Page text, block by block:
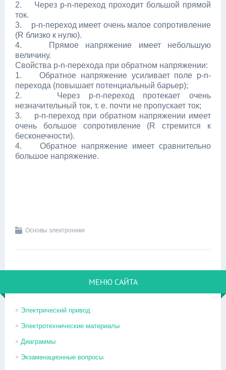
2. Через p-n-переход проходит большой прямой
ток.
3. p-n-переход имеет очень малое сопротивление
(R близко к нулю).
4. Прямое напряжение имеет небольшую
величину.
Свойства p-n-перехода при обратном напряжении:
1. Обратное напряжение усиливает поле p-n-
перехода (повышает потенциальный барьер);
2. Через p-n-переход протекает очень
незначительный ток, т. е. почти не пропускает ток;
3. p-n-переход при обратном напряжении имеет
очень большое сопротивление (R стремится к
бесконечности).
4. Обратное напряжение имеет сравнительно
большое напряжение.
Основы электроники
МЕНЮ САЙТА
Электрический привод
Электротехнические материалы
Диаграммы
Экзаменационные вопросы